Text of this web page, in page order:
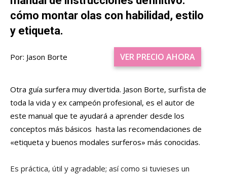
cómo montar olas con habilidad, estilo
y etiqueta.
Por: Jason Borte VER PRECIO AHORA
Otra guía surfera muy divertida. Jason Borte, surfista de
toda la vida y ex campeón profesional, es el autor de
este manual que te ayudará a aprender desde los
conceptos más básicos hasta las recomendaciones de
«etiqueta y buenos modales surferos» más conocidas.
Es práctica, útil y agradable; así como si tuvieses un